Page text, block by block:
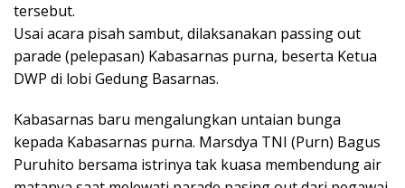
tersebut.
Usai acara pisah sambut, dilaksanakan passing out
parade (pelepasan) Kabasarnas purna, beserta Ketua
DWP di lobi Gedung Basarnas.
Kabasarnas baru mengalungkan untaian bunga
kepada Kabasarnas purna. Marsdya TNI (Purn) Bagus
Puruhito bersama istrinya tak kuasa membendung air